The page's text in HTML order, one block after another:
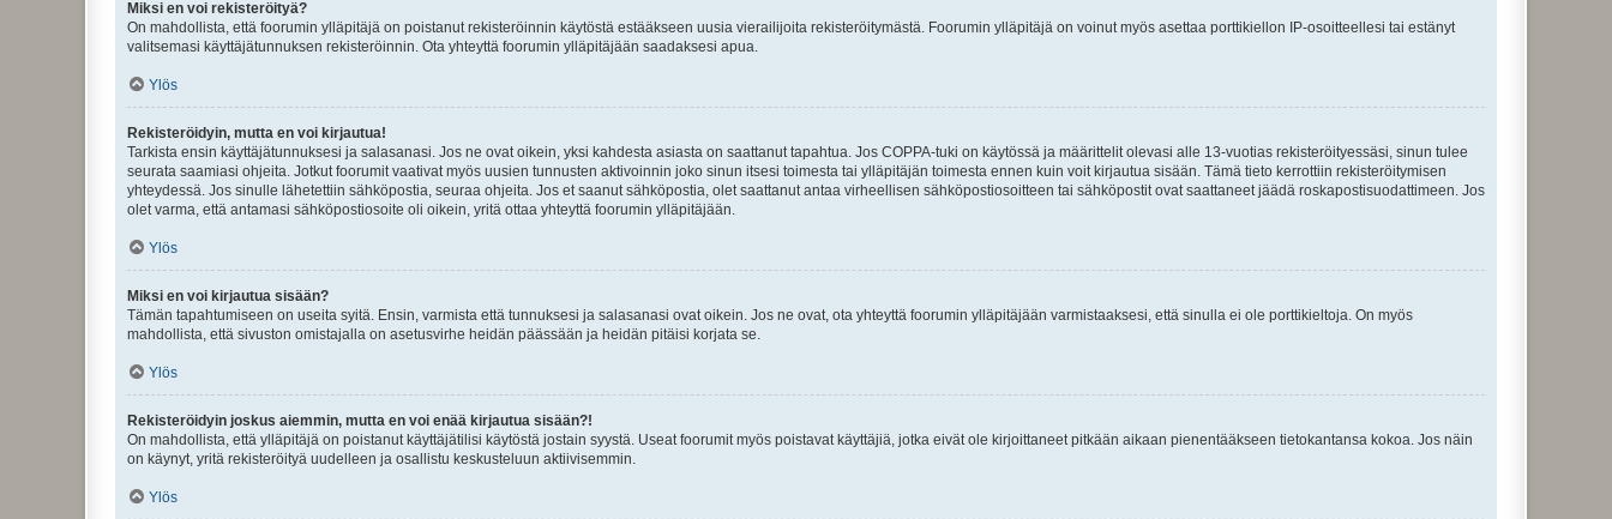
Miksi en voi rekisteröityä?
On mahdollista, että foorumin ylläpitäjä on poistanut rekisteröinnin käytöstä estääkseen uusia vierailijoita rekisteröitymästä. Foorumin ylläpitäjä on voinut myös asettaa porttikiellon IP-osoitteellesi tai estänyt
valitsemasi käyttäjätunnuksen rekisteröinnin. Ota yhteyttä foorumin ylläpitäjään saadaksesi apua.
Ylös
Rekisteröidyin, mutta en voi kirjautua!
Tarkista ensin käyttäjätunnuksesi ja salasanasi. Jos ne ovat oikein, yksi kahdesta asiasta on saattanut tapahtua. Jos COPPA-tuki on käytössä ja määrittelit olevasi alle 13-vuotias rekisteröityessäsi, sinun tulee
seurata saamiasi ohjeita. Jotkut foorumit vaativat myös uusien tunnusten aktivoinnin joko sinun itsesi toimesta tai ylläpitäjän toimesta ennen kuin voit kirjautua sisään. Tämä tieto kerrottiin rekisteröitymisen
yhteydessä. Jos sinulle lähetettiin sähköpostia, seuraa ohjeita. Jos et saanut sähköpostia, olet saattanut antaa virheellisen sähköpostiosoitteen tai sähköpostit ovat saattaneet jäädä roskapostisuodattimeen. Jos
olet varma, että antamasi sähköpostiosoite oli oikein, yritä ottaa yhteyttä foorumin ylläpitäjään.
Ylös
Miksi en voi kirjautua sisään?
Tämän tapahtumiseen on useita syitä. Ensin, varmista että tunnuksesi ja salasanasi ovat oikein. Jos ne ovat, ota yhteyttä foorumin ylläpitäjään varmistaaksesi, että sinulla ei ole porttikieltoja. On myös
mahdollista, että sivuston omistajalla on asetusvirhe heidän päässään ja heidän pitäisi korjata se.
Ylös
Rekisteröidyin joskus aiemmin, mutta en voi enää kirjautua sisään?!
On mahdollista, että ylläpitäjä on poistanut käyttäjätilisi käytöstä jostain syystä. Useat foorumit myös poistavat käyttäjiä, jotka eivät ole kirjoittaneet pitkään aikaan pienentääkseen tietokantansa kokoa. Jos näin
on käynyt, yritä rekisteröityä uudelleen ja osallistu keskusteluun aktiivisemmin.
Ylös